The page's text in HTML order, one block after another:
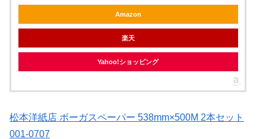
Amazon
楽天
Yahoo!ショッピング
松本洋紙店 ボーガスペーパー 538mm×500M 2本セット
001-0707